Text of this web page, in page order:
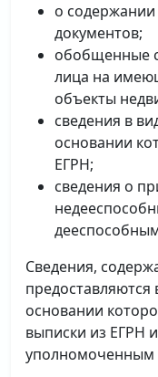
о
документов;
обобщенные
лица на
объекты
сведения в
основании
ЕГРН;
сведения о
Сведения,
предоставляются
основании
выписки из ЕГРН
уполномоченным